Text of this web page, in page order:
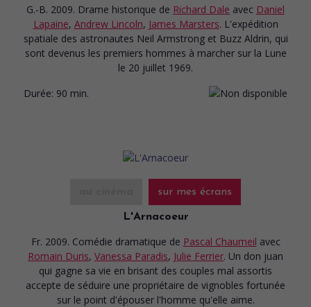
G.-B. 2009. Drame historique de Richard Dale avec Daniel
Lapaine, Andrew Lincoln, James Marsters. L'expédition
spatiale des astronautes Neil Armstrong et Buzz Aldrin, qui
sont devenus les premiers hommes à marcher sur la Lune
le 20 juillet 1969.
Durée: 90 min.
sur mes écrans
L'Arnacoeur
Fr. 2009. Comédie dramatique de Pascal Chaumeil avec
Romain Duris, Vanessa Paradis, Julie Ferrier. Un don juan
qui gagne sa vie en brisant des couples mal assortis
accepte de séduire une propriétaire de vignobles fortunée
sur le point d'épouser l'homme qu'elle aime.